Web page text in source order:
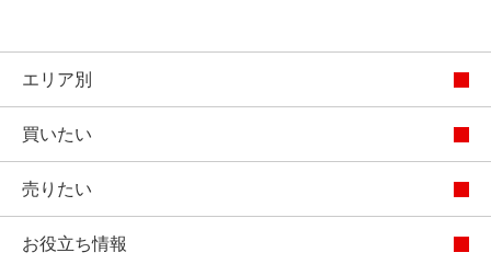
エリア別
買いたい
売りたい
お役立ち情報